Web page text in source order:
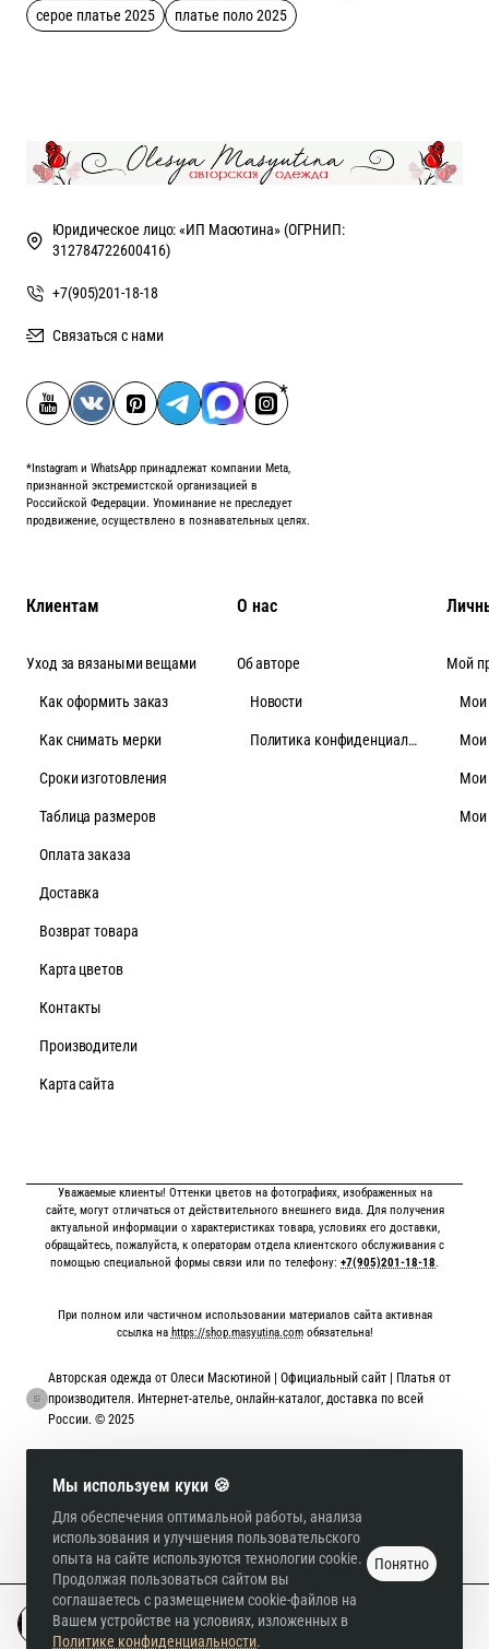
Мы используем куки 🍪
Для обеспечения оптимальной работы, анализа
использования и улучшения пользовательского
опыта на сайте используются технологии cookie.
Продолжая пользоваться сайтом вы
соглашаетесь с размещением cookie-файлов на
Вашем устройстве на условиях, изложенных в
Политике конфиденциальности.
Понятно
В корзину
серое платье 2025
платье поло 2025
Юридическое лицо: «ИП Масютина» (ОГРНИП:
312784722600416)
+7(905)201-18-18
Связаться с нами
*Instagram и WhatsApp принадлежат компании Meta,
признанной экстремистской организацией в
Российской Федерации. Упоминание не преследует
продвижение, осуществлено в познавательных целях.
Клиентам
Уход за вязаными вещами
Как оформить заказ
Как снимать мерки
Cроки изготовления
Таблица размеров
Оплата заказа
Доставка
Возврат товара
Карта цветов
Контакты
Производители
Карта сайта
О нас
Об авторе
Новости
Политика конфиденциальности
Мой
Мои
Мои
Мои
Мои
Уважаемые клиенты! Оттенки цветов на фотографиях, изображенных на
сайте, могут отличаться от действительного внешнего вида. Для получения
актуальной информации о характеристиках товара, условиях его доставки,
обращайтесь, пожалуйста, к операторам отдела клиентского обслуживания с
помощью специальной формы связи или по телефону: +7(905)201-18-18
При полном или частичном использовании материалов сайта активная
ссылка на https://shop.masyutina.comобязательна!
Авторская одежда от Олеси Масютиной | Официальный сайт | Платья от
производителя. Интернет-ателье, онлайн-каталог, доставка по всей
России. © 2025
Онлайн оплата картой